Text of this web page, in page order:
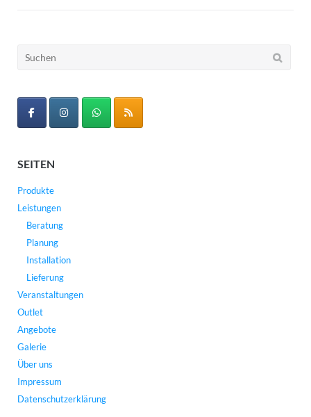
Suchen
SEITEN
Produkte
Leistungen
Beratung
Planung
Installation
Lieferung
Veranstaltungen
Outlet
Angebote
Galerie
Über uns
Impressum
Datenschutzerklärung